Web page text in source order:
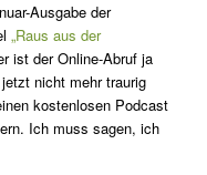
Ausgabe der
„Raus aus der
ist der Online-Abruf ja
nicht mehr traurig
kostenlosen Podcast
Ich muss sagen, ich